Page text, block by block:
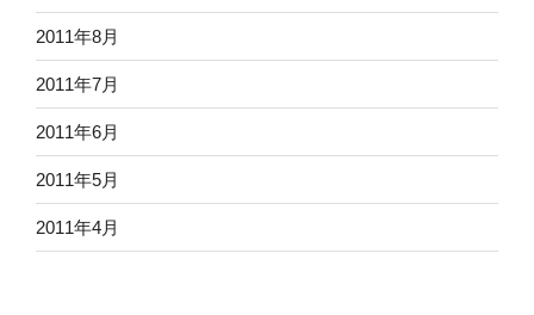
2011年8月
2011年7月
2011年6月
2011年5月
2011年4月